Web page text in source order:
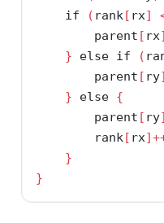
if
( rank[ rx]
        parent
[ rx]
}
else if (
        parent
[ ry]
}
else {
        parent
[ ry]
        rank
[ rx
}
}